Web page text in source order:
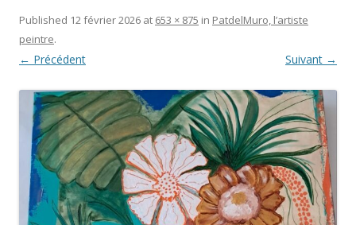
Published 12 février 2026 at 653 × 875 in PatdelMuro, l’artiste
peintre.
← Précédent Suivant →